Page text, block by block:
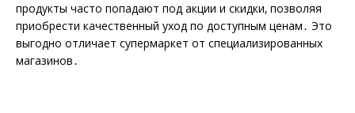
продукты часто попадают под акции и скидки‚ позволяя
приобрести качественный уход по доступным ценам․ Это
выгодно отличает супермаркет от специализированных
магазинов․